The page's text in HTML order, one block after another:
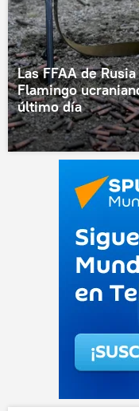
Las FFAA de
Flamingo
último día